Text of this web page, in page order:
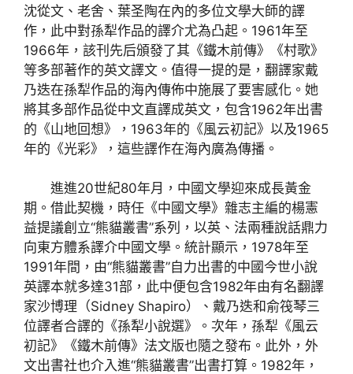
沈從文、老舍、葉圣陶在內的多位文學大師的譯
作，此中對孫犁作品的譯介尤為凸起。1961年至
1966年，該刊先后頒發了其《鐵木前傳》《村歌》
等多部著作的英文譯文。值得一提的是，翻譯家戴
乃迭在孫犁作品的海內傳佈中施展了要害感化。她
將其多部作品從中文直譯成英文，包含1962年出書
的《山地回想》，1963年的《風云初記》以及1965
年的《光彩》，這些譯作在海內廣為傳播。
進進20世紀80年月，中國文學迎來成長黃金
期。借此契機，時任《中國文學》雜志主編的楊憲
益提議創立“熊貓叢書”系列，以英、法兩種說話鼎力
向東方體系譯介中國文學。統計顯示，1978年至
1991年間，由“熊貓叢書”自力出書的中國今世小說
英譯本就多達31部，此中便包含1982年由有名翻譯
家沙博理（Sidney Shapiro）、戴乃迭和俞筏琴三
位譯者合譯的《孫犁小說選》。次年，孫犁《風云
初記》《鐵木前傳》法文版也隨之發布。此外，外
文出書社也介入進“熊貓叢書”出書打算。1982年，